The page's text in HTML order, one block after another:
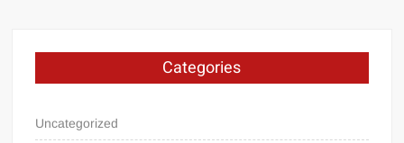
Categories
Uncategorized